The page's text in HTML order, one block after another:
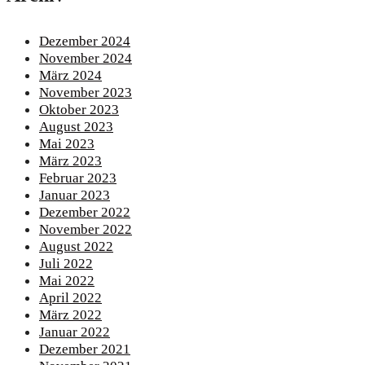
Dezember 2024
November 2024
März 2024
November 2023
Oktober 2023
August 2023
Mai 2023
März 2023
Februar 2023
Januar 2023
Dezember 2022
November 2022
August 2022
Juli 2022
Mai 2022
April 2022
März 2022
Januar 2022
Dezember 2021